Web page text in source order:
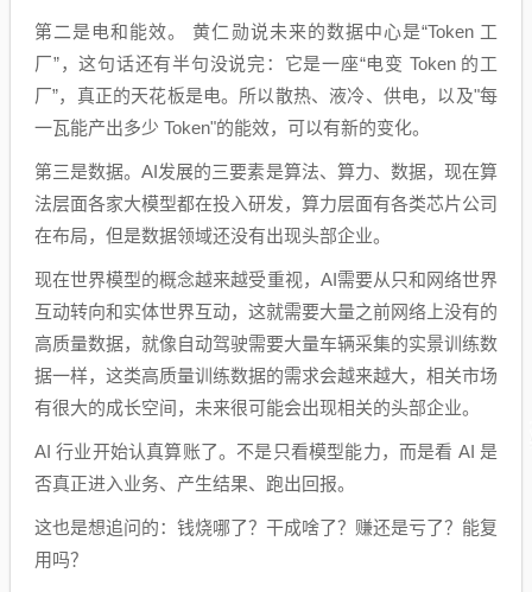
第二是电和能效。 黄仁勋说未来的数据中心是“Token 工
厂”，这句话还有半句没说完：它是一座“电变 Token 的工
厂”，真正的天花板是电。所以散热、液冷、供电，以及"每
一瓦能产出多少 Token"的能效，可以有新的变化。
第三是数据。AI发展的三要素是算法、算力、数据，现在算
法层面各家大模型都在投入研发，算力层面有各类芯片公司
在布局，但是数据领域还没有出现头部企业。
现在世界模型的概念越来越受重视，AI需要从只和网络世界
互动转向和实体世界互动，这就需要大量之前网络上没有的
高质量数据，就像自动驾驶需要大量车辆采集的实景训练数
据一样，这类高质量训练数据的需求会越来越大，相关市场
有很大的成长空间，未来很可能会出现相关的头部企业。
AI 行业开始认真算账了。不是只看模型能力，而是看 AI 是
否真正进入业务、产生结果、跑出回报。
这也是想追问的：钱烧哪了？干成啥了？赚还是亏了？能复
用吗？